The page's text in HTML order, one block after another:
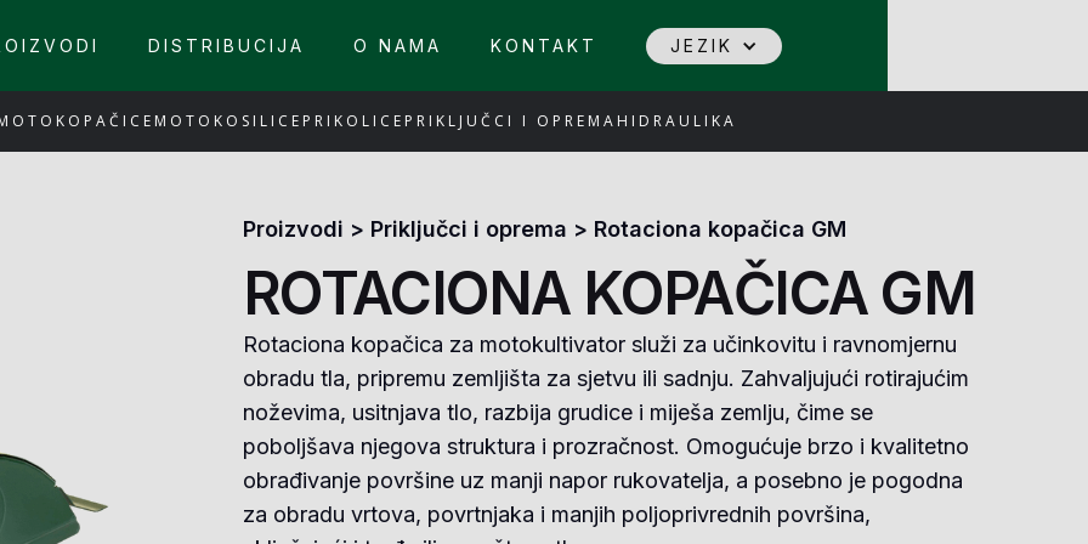
DISTRIBUCIJA O NAMA KONTAKT JEZIK
MOTOKOSILICE PRIKOLICE PRIKLJUČCI I OPREMA HIDRAULIKA
Proizvodi > Priključci i oprema > Rotaciona kopačica GM
ROTACIONA KOPAČICA GM
Rotaciona kopačica za motokultivator služi za učinkovitu i ravnomjernu
obradu tla, pripremu zemljišta za sjetvu ili sadnju. Zahvaljujući rotirajućim
noževima, usitnjava tlo, razbija grudice i miješa zemlju, čime se
poboljšava njegova struktura i prozračnost. Omogućuje brzo i kvalitetno
obrađivanje površine uz manji napor rukovatelja, a posebno je pogodna
za obradu vrtova, povrtnjaka i manjih poljoprivrednih površina,